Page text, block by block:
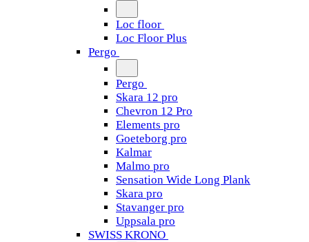
Loc floor
Loc Floor Plus
Pergo
Pergo
Skara 12 pro
Chevron 12 Pro
Elements pro
Goeteborg pro
Kalmar
Malmo pro
Sensation Wide Long Plank
Skara pro
Stavanger pro
Uppsala pro
SWISS KRONO